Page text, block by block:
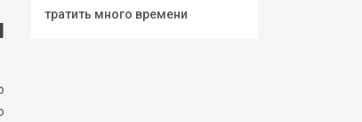
тратить много времени